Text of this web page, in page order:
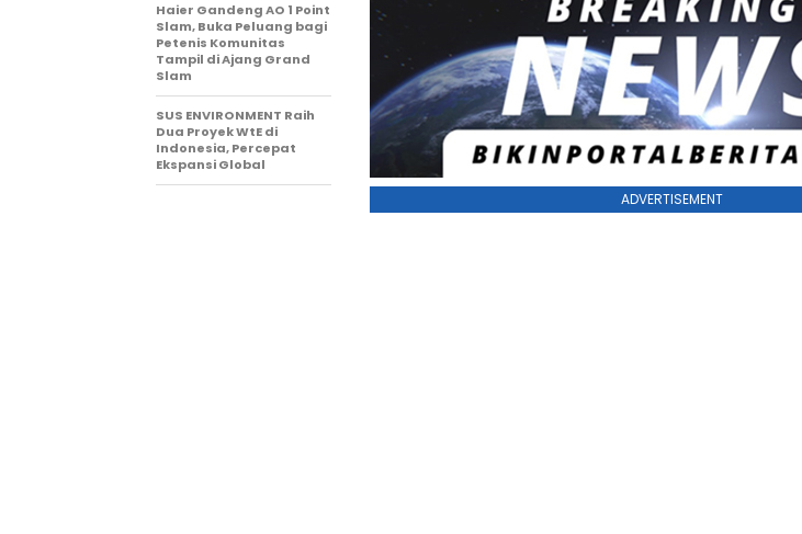
ADVERTISEMENT
Haier Gandeng AO 1 Point
Slam, Buka Peluang bagi
Petenis Komunitas
Tampil di Ajang Grand
Slam
SUS ENVIRONMENT Raih
Dua Proyek WtE di
Indonesia, Percepat
Ekspansi Global